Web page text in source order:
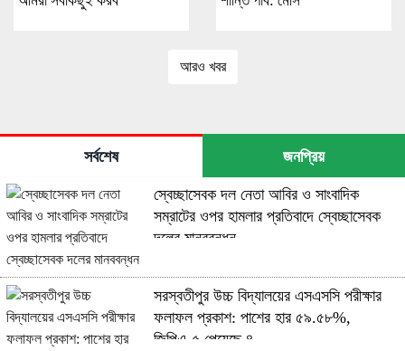
আরও খবর
সর্বশেষ জনপ্রিয়
স্বেচ্ছাসেবক দল নেতা আবির ও সাংবাদিক
সম্রাটের ওপর হামলার প্রতিবাদে স্বেচ্ছাসেবক
দলের মানববন্ধন
সরস্বতীপুর উচ্চ বিদ্যালয়ের এসএসসি পরীক্ষার
ফলাফল প্রকাশ: পাশের হার ৫৯.৫৮%,
জিপিএ-৫ পেয়েছে ৪